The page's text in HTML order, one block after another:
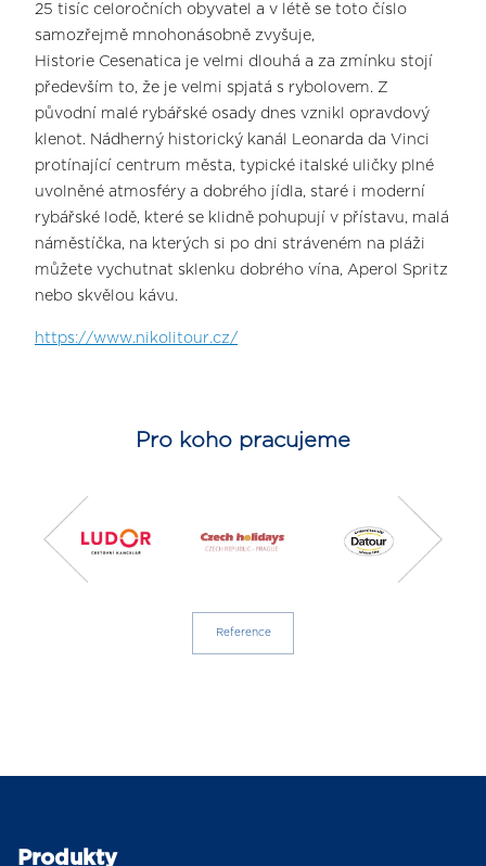
25 tisíc celoročních obyvatel a v létě se toto číslo
samozřejmě mnohonásobně zvyšuje,
Historie Cesenatica je velmi dlouhá a za zmínku stojí
především to, že je velmi spjatá s rybolovem. Z
původní malé rybářské osady dnes vznikl opravdový
klenot. Nádherný historický kanál Leonarda da Vinci
protínající centrum města, typické italské uličky plné
uvolněné atmosféry a dobrého jídla, staré i moderní
rybářské lodě, které se klidně pohupují v přístavu, malá
náměstíčka, na kterých si po dni stráveném na pláži
můžete vychutnat sklenku dobrého vína, Aperol Spritz
nebo skvělou kávu.
https://www.nikolitour.cz/
Pro koho pracujeme
Reference
Produkty